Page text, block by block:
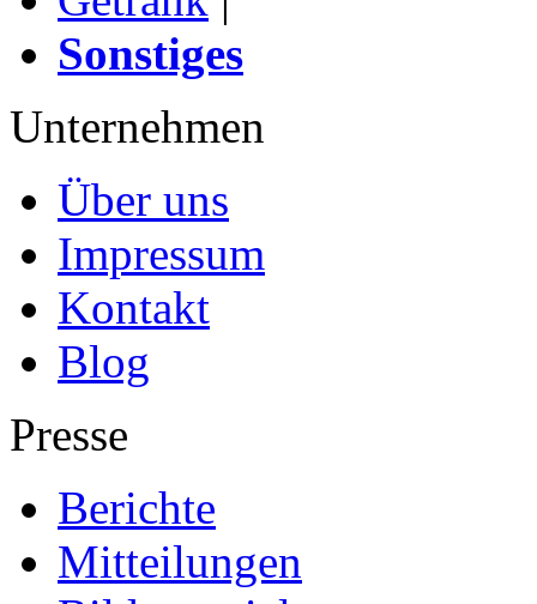
Sonstiges
Unternehmen
Über uns
Impressum
Kontakt
Blog
Presse
Berichte
Mitteilungen